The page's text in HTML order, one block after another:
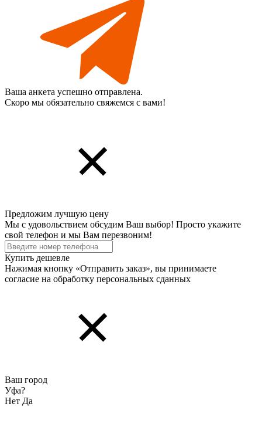
Ваша анкета успешно отправлена.
Скоро мы обязательно свяжемся с вами!
Предложим лучшую цену
Мы с удовольствием обсудим Ваш выбор! Просто укажите
свой телефон и мы Вам перезвоним!
Купить дешевле
Нажимая кнопку «Отправить заказ», вы принимаете
согласие на обработку персональных cданных
Ваш город
Уфа?
Нет Да